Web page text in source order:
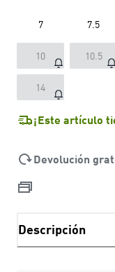
7 7.5
10 10.5
14
¡Este artículo
Devolución
Descripción